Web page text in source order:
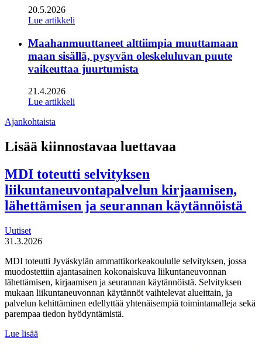
20.5.2026
Lue artikkeli
Maahanmuuttaneet alttiimpia muuttamaan
maan sisällä, pysyvän oleskeluluvan puute
vaikeuttaa juurtumista
21.4.2026
Lue artikkeli
Ajankohtaista
Lisää kiinnostavaa luettavaa
MDI toteutti selvityksen
liikuntaneuvontapalvelun kirjaamisen,
lähettämisen ja seurannan käytännöistä
Uutiset
31.3.2026
MDI toteutti Jyväskylän ammattikorkeakoululle selvityksen, jossa
muodostettiin ajantasainen kokonaiskuva liikuntaneuvonnan
lähettämisen, kirjaamisen ja seurannan käytännöistä. Selvityksen
mukaan liikuntaneuvonnan käytännöt vaihtelevat alueittain, ja
palvelun kehittäminen edellyttää yhtenäisempiä toimintamalleja sekä
parempaa tiedon hyödyntämistä.
Lue lisää